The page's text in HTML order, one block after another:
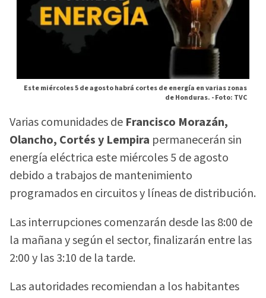
Este miércoles 5 de agosto habrá cortes de energía en varias zonas
de Honduras. -Foto: TVC
Varias comunidades de Francisco Morazán,
Olancho, Cortés y Lempira permanecerán sin
energía eléctrica este miércoles 5 de agosto
debido a trabajos de mantenimiento
programados en circuitos y líneas de distribución.
Las interrupciones comenzarán desde las 8:00 de
la mañana y según el sector, finalizarán entre las
2:00 y las 3:10 de la tarde.
Las autoridades recomiendan a los habitantes